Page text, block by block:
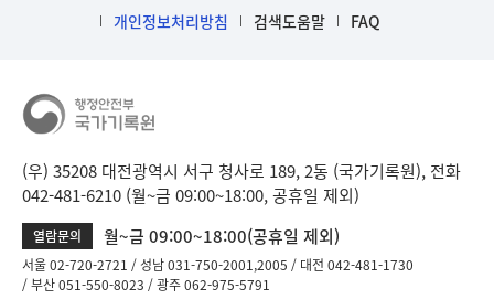
개인정보처리방침
검색도움말 FAQ
(우) 35208 대전광역시 서구 청사로 189, 2동 (국가기록원), 전화
042-481-6210 (월~금 09:00~18:00, 공휴일 제외)
열람문의 월~금 09:00~18:00(공휴일 제외)
서울 02-720-2721 성남 031-750-2001,2005
대전 042-481-1730
부산 051-550-8023
광주 062-975-5791